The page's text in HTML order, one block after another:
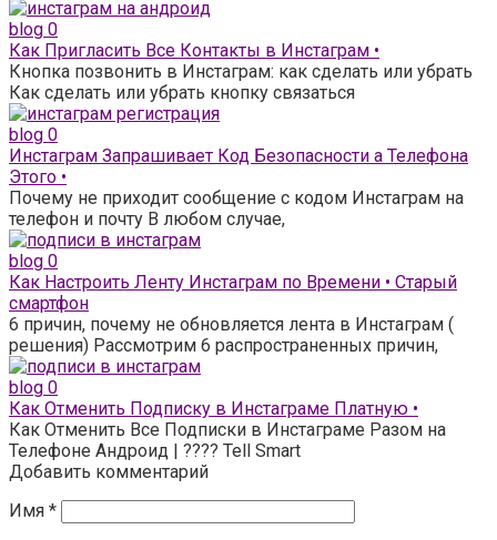
blog 0
Как Пригласить Все Контакты в Инстаграм •
Кнопка позвонить в Инстаграм: как сделать или убрать
Как сделать или убрать кнопку связаться
blog 0
Инстаграм Запрашивает Код Безопасности а Телефона
Этого •
Почему не приходит сообщение с кодом Инстаграм на
телефон и почту В любом случае,
blog 0
Как Настроить Ленту Инстаграм по Времени • Старый
смартфон
6 причин, почему не обновляется лента в Инстаграм (
решения) Рассмотрим 6 распространенных причин,
blog 0
Как Отменить Подписку в Инстаграме Платную •
Как Отменить Все Подписки в Инстаграме Разом на
Телефоне Андроид | ???? Tell Smart
Добавить комментарий
Имя *